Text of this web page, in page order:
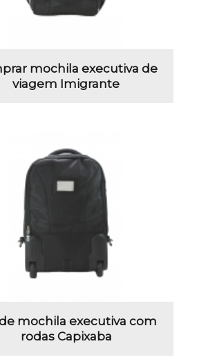
mochila executiva de
viagem Imigrante
de mochila executiva com
rodas Capixaba